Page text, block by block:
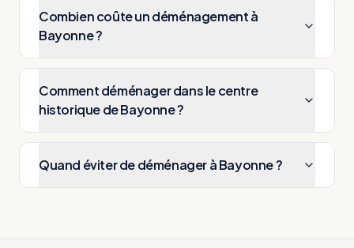
Combien coûte un déménagement à
Bayonne ?
Comment déménager dans le centre
historique de Bayonne ?
Quand éviter de déménager à Bayonne ?